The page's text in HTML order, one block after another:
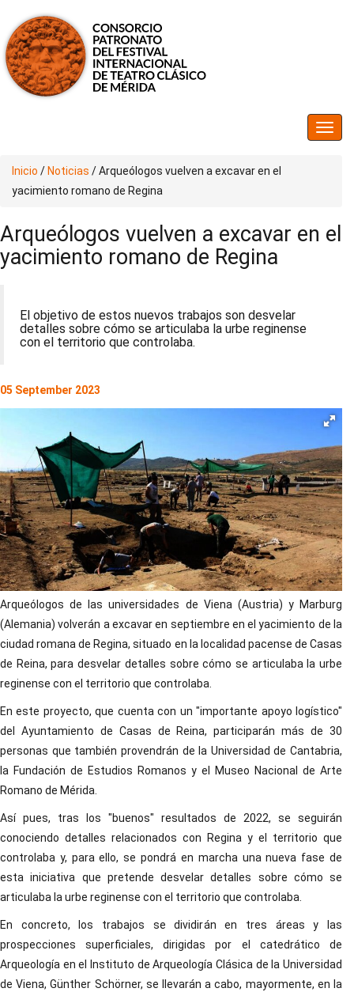
Inicio / Noticias /Arqueólogos vuelven a excavar en el
yacimiento romano de Regina
Arqueólogos vuelven a excavar en el
yacimiento romano de Regina
El objetivo de estos nuevos trabajos son desvelar
detalles sobre cómo se articulaba la urbe reginense
con el territorio que controlaba.
05 September 2023
Arqueólogos de las universidades de Viena (Austria) y Marburg
(Alemania) volverán a excavar en septiembre en el yacimiento de la
ciudad romana de Regina, situado en la localidad pacense de Casas
de Reina, para desvelar detalles sobre cómo se articulaba la urbe
reginense con el territorio que controlaba.
En este proyecto, que cuenta con un "importante apoyo logístico"
del Ayuntamiento de Casas de Reina, participarán más de 30
personas que también provendrán de la Universidad de Cantabria,
la Fundación de Estudios Romanos y el Museo Nacional de Arte
Romano de Mérida.
Así pues, tras los "buenos" resultados de 2022, se seguirán
conociendo detalles relacionados con Regina y el territorio que
controlaba y, para ello, se pondrá en marcha una nueva fase de
esta iniciativa que pretende desvelar detalles sobre cómo se
articulaba la urbe reginense con el territorio que controlaba.
En concreto, los trabajos se dividirán en tres áreas y las
prospecciones superficiales, dirigidas por el catedrático de
Arqueología en el Instituto de Arqueología Clásica de la Universidad
de Viena, Günther Schörner, se llevarán a cabo, mayormente, en la